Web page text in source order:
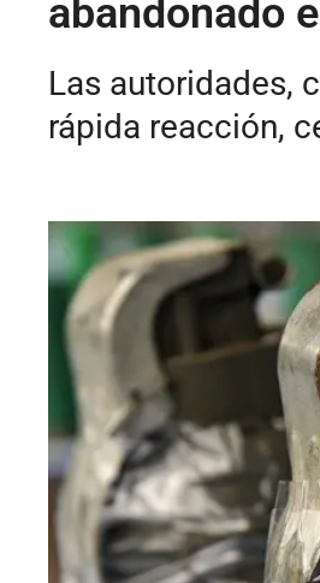
abandonado
Las autoridades,
rápida reacción,